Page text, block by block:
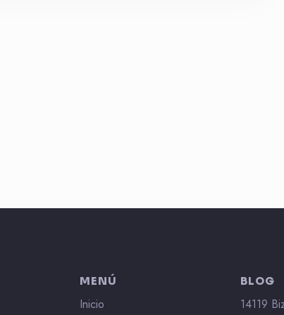
MENÚ
Inicio
BLOG
14119